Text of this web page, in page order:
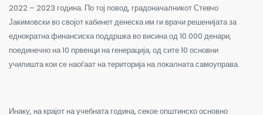
2022 – 2023 година. По тој повод, градоначалникот Стевчо
Јакимовски во својот кабинет денеска им ги врачи решенијата за
еднократна финансиска поддршка во висина од 10.000 денари,
поединечно на 10 првенци на генерација, од сите 10 основни
училишта кои се наоѓаат на територија на локалната самоуправа.
Инаку, на крајот на учебната година, секое општинско основно